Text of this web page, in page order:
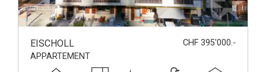
EISCHOLL
CHF 395'000.-
APPARTEMENT